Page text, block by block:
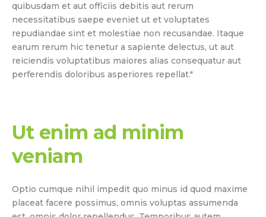
quibusdam et aut officiis debitis aut rerum
necessitatibus saepe eveniet ut et voluptates
repudiandae sint et molestiae non recusandae. Itaque
earum rerum hic tenetur a sapiente delectus, ut aut
reiciendis voluptatibus maiores alias consequatur aut
perferendis doloribus asperiores repellat."
Ut enim ad minim
veniam
Optio cumque nihil impedit quo minus id quod maxime
placeat facere possimus, omnis voluptas assumenda